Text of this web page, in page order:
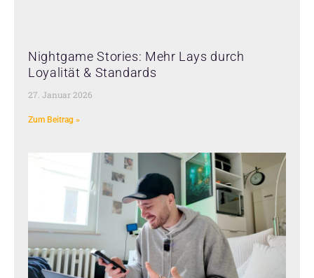
Nightgame Stories: Mehr Lays durch
Loyalität & Standards
27. Januar 2026
Zum Beitrag »